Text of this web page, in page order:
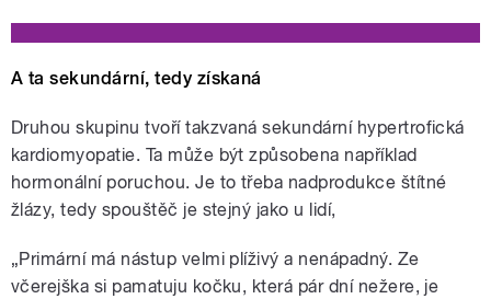
A ta sekundární, tedy získaná
Druhou skupinu tvoří takzvaná sekundární hypertrofická
kardiomyopatie. Ta může být způsobena například
hormonální poruchou. Je to třeba nadprodukce štítné
žlázy, tedy spouštěč je stejný jako u lidí,
„Primární má nástup velmi plíživý a nenápadný. Ze
včerejška si pamatuju kočku, která pár dní nežere, je